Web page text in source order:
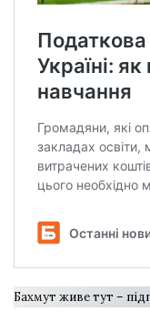
Бахмут живе тут –